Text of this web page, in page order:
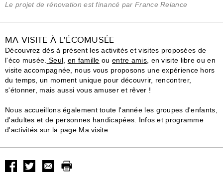
Le projet de rénovation est financé par France Relance
MA VISITE À L'ÉCOMUSÉE
Découvrez dès à présent les activités et visites proposées de
l'éco musée. Seul, en famille ou entre amis, en visite libre ou en
visite accompagnée, nous vous proposons une expérience hors
du temps, un moment unique pour découvrir, rencontrer,
s'étonner, mais aussi vous amuser et rêver !
Nous accueillons également toute l'année les groupes d'enfants,
d'adultes et de personnes handicapées. Infos et programme
d'activités sur la page Ma visite.